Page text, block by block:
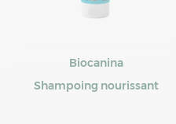
Biocanina
Shampoing nourissant